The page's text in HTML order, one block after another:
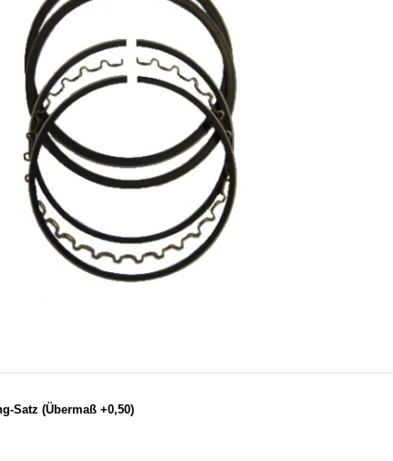
Satz (Übermaß +0,50)